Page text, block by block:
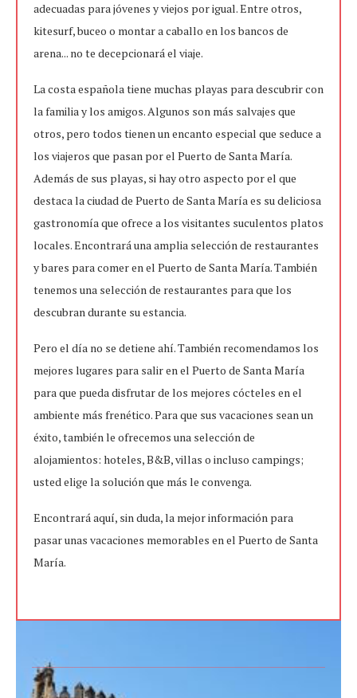
adecuadas para jóvenes y viejos por igual. Entre otros,
kitesurf, buceo o montar a caballo en los bancos de
arena... no te decepcionará el viaje.
La costa española tiene muchas playas para descubrir con
la familia y los amigos. Algunos son más salvajes que
otros, pero todos tienen un encanto especial que seduce a
los viajeros que pasan por el Puerto de Santa María.
Además de sus playas, si hay otro aspecto por el que
destaca la ciudad de Puerto de Santa María es su deliciosa
gastronomía que ofrece a los visitantes suculentos platos
locales. Encontrará una amplia selección de restaurantes
y bares para comer en el Puerto de Santa María. También
tenemos una selección de restaurantes para que los
descubran durante su estancia.
Pero el día no se detiene ahí. También recomendamos los
mejores lugares para salir en el Puerto de Santa María
para que pueda disfrutar de los mejores cócteles en el
ambiente más frenético. Para que sus vacaciones sean un
éxito, también le ofrecemos una selección de
alojamientos: hoteles, B&B, villas o incluso campings;
usted elige la solución que más le convenga.
Encontrará aquí, sin duda, la mejor información para
pasar unas vacaciones memorables en el Puerto de Santa
María.